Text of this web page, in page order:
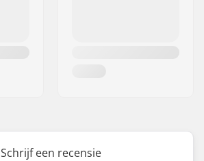
Schrijf een recensie